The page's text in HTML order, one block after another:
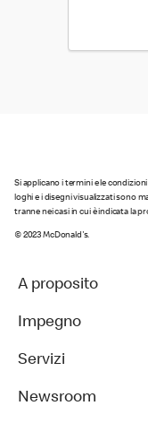
Si applicano i termini e le
loghi e i disegni visualizzati sono
tranne nei casi in cui è indicata la
© 2023 McDonald's.
A proposito
Impegno
Servizi
Newsroom